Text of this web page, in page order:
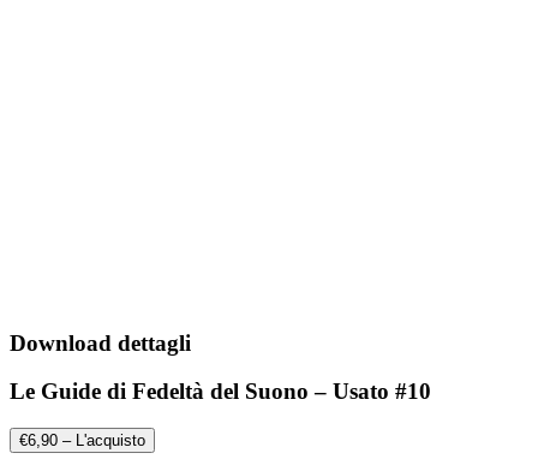
Download dettagli
Le Guide di Fedeltà del Suono – Usato #10
€6,90 – L'acquisto